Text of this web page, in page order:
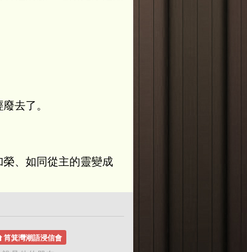
去了。
、如同從主的靈變成
筲箕灣潮語浸信會